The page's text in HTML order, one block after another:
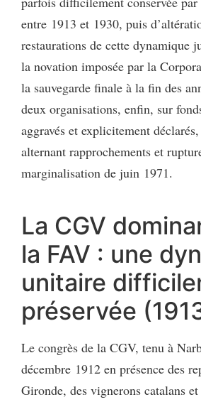
entre 1913 et 1930, puis
restaurations de cette dynamique
la novation imposée par la
la sauvegarde finale à la fin des
deux organisations, enfin, sur
aggravés et explicitement
alternant rapprochements et
marginalisation de juin 1971.
La CGV
la FAV : une
unitaire
préservée
Le congrès de la CGV, tenu à
décembre 1912 en présence des
Gironde, des vignerons catalans